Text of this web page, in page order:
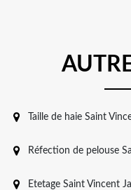
Taille de haie Saint
Réfection de pelouse
Etetage Saint Vincent